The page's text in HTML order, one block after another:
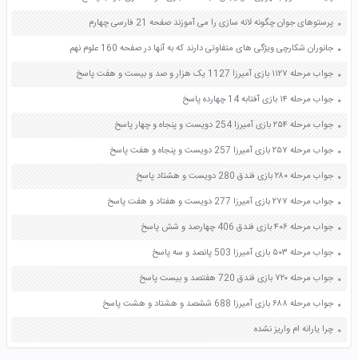
پرستوهای جوان چگونه لانه سازی را می آموزند صفحه 21 فارسی چهارم
جانوران شکارچی ویژگی های متفاوتی دارند که به آنها در صفحه 160 علوم نهم
جواب مرحله ۱۱۲۷ بازی آمیرزا 1127 یک هزار و صد و بیست و هفت پاسخ
جواب مرحله ۱۴ بازی آفتابه 14 چهارده پاسخ
جواب مرحله ۲۵۴ بازی آمیرزا 254 دویست و پنجاه و چهار پاسخ
جواب مرحله ۲۵۷ بازی آمیرزا 257 دویست و پنجاه و هفت پاسخ
جواب مرحله ۲۸۰ بازی فندق 280 دویست و هشتاد پاسخ
جواب مرحله ۲۷۷ بازی آمیرزا 277 دویست و هفتاد و هفت پاسخ
جواب مرحله ۴۰۶ بازی فندق 406 چهارصد و شش پاسخ
جواب مرحله ۵۰۳ بازی آمیرزا 503 پانصد و سه پاسخ
جواب مرحله ۷۲۰ بازی فندق 720 هفتصد و بیست پاسخ
جواب مرحله ۶۸۸ بازی آمیرزا 688 ششصد و هشتاد و هشت پاسخ
چرا یارانه ام واریز نشده